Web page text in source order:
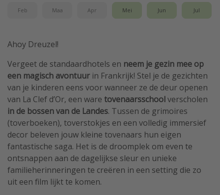
Feb Maa Apr Mei Jun Jul
Ahoy Dreuzel!
Vergeet de standaardhotels en neem je gezin mee op
een magisch avontuur in Frankrijk! Stel je de gezichten
van je kinderen eens voor wanneer ze de deur openen
van La Clef d’Or, een ware tovenaarsschoolverscholen
in de bossen van de Landes. Tussen de grimoires
(toverboeken), toverstokjes en een volledig immersief
decor beleven jouw kleine tovenaars hun eigen
fantastische saga. Het is de droomplek om even te
ontsnappen aan de dagelijkse sleur en unieke
familieherinneringen te creëren in een setting die zo
uit een film lijkt te komen.